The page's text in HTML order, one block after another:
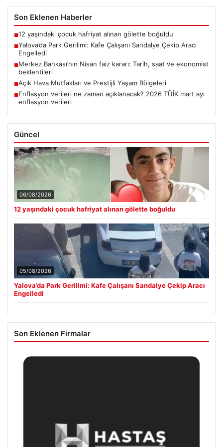
Son Eklenen Haberler
■12 yaşındaki çocuk hafriyat alınan gölette boğuldu
■Yalova’da Park Gerilimi: Kafe Çalışanı Sandalye Çekip Aracı
Engelledi
■Merkez Bankası’nın Nisan faiz kararı: Tarih, saat ve ekonomist
beklentileri
■Açık Hava Mutfakları ve Prestijli Yaşam Bölgeleri
■Enflasyon verileri ne zaman açıklanacak? 2026 TÜİK mart ayı
enflasyon verileri
Güncel
06/08/2026
12 yaşındaki çocuk hafriyat alınan gölette boğuldu
05/08/2026
Yalova’da Park Gerilimi: Kafe Çalışanı Sandalye Çekip Aracı
Engelledi
Son Eklenen Firmalar